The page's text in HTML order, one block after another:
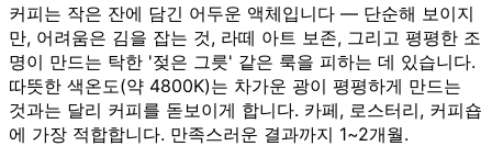
커피는 작은 잔에 담긴 어두운 액체입니다 — 단순해 보이지
만, 어려움은 김을 잡는 것, 라떼 아트 보존, 그리고 평평한 조
명이 만드는 탁한 '젖은 그릇' 같은 룩을 피하는 데 있습니다.
따뜻한 색온도(약 4800K)는 차가운 광이 평평하게 만드는
것과는 달리 커피를 돋보이게 합니다. 카페, 로스터리, 커피숍
에 가장 적합합니다. 만족스러운 결과까지 1~2개월.